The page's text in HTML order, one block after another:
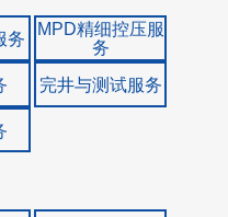
务
MPD精细控压服
务
完井与测试服务